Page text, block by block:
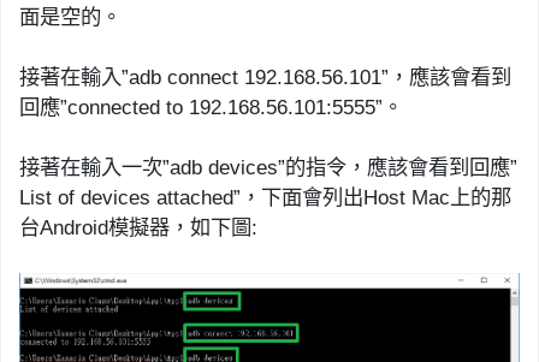
面是空的。
接著在輸入”adb connect 192.168.56.101” ，應該會看到
回應”connected to 192.168.56.101:5555” 。
接著在輸入一次”adb devices”的指令，應該會看到回應”
List of devices attached” ，下面會列出Host Mac 上的那
台Android模擬器，如下圖: